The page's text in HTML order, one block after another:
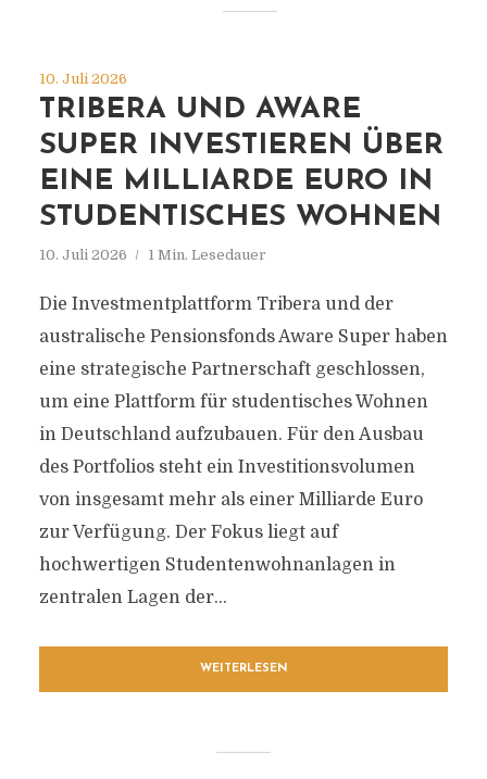
10. Juli 2026
TRIBERA UND AWARE
SUPER INVESTIEREN ÜBER
EINE MILLIARDE EURO IN
STUDENTISCHES WOHNEN
10. Juli 2026 1 Min. Lesedauer
Die Investmentplattform Tribera und der
australische Pensionsfonds Aware Super haben
eine strategische Partnerschaft geschlossen,
um eine Plattform für studentisches Wohnen
in Deutschland aufzubauen. Für den Ausbau
des Portfolios steht ein Investitionsvolumen
von insgesamt mehr als einer Milliarde Euro
zur Verfügung. Der Fokus liegt auf
hochwertigen Studentenwohnanlagen in
zentralen Lagen der...
WEITERLESEN